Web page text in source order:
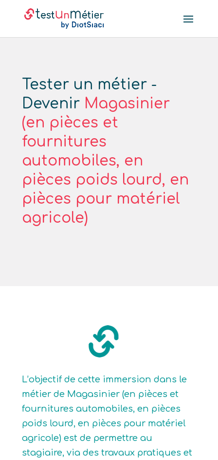
Tester un métier -
Devenir Magasinier
(en pièces et
fournitures
automobiles, en
pièces poids lourd, en
pièces pour matériel
agricole)
L’objectif de cette immersion dans le
métier de Magasinier (en pièces et
fournitures automobiles, en pièces
poids lourd, en pièces pour matériel
agricole) est de permettre au
stagiaire, via des travaux pratiques et